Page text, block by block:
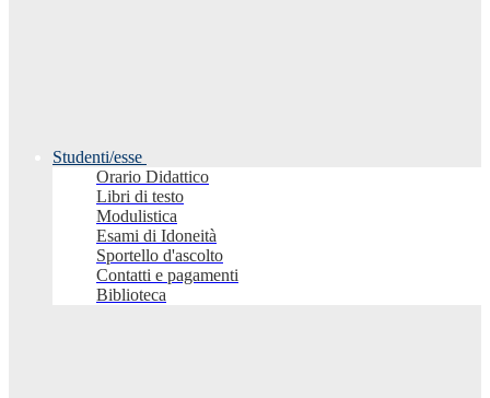
Studenti/esse
Orario Didattico
Libri di testo
Modulistica
Esami di Idoneità
Sportello d'ascolto
Contatti e pagamenti
Biblioteca